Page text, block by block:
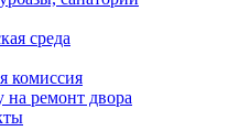
среда
комиссия
на ремонт двора